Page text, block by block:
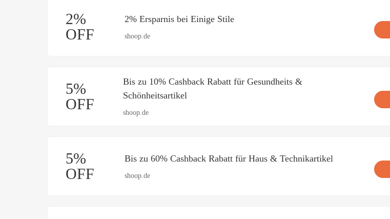
2%
OFF
2% Ersparnis bei Einige Stile
shoop.de
5%
OFF
Bis zu 10% Cashback Rabatt für Gesundheits &
Schönheitsartikel
shoop.de
5%
OFF
Bis zu 60% Cashback Rabatt für Haus & Technikartikel
shoop.de